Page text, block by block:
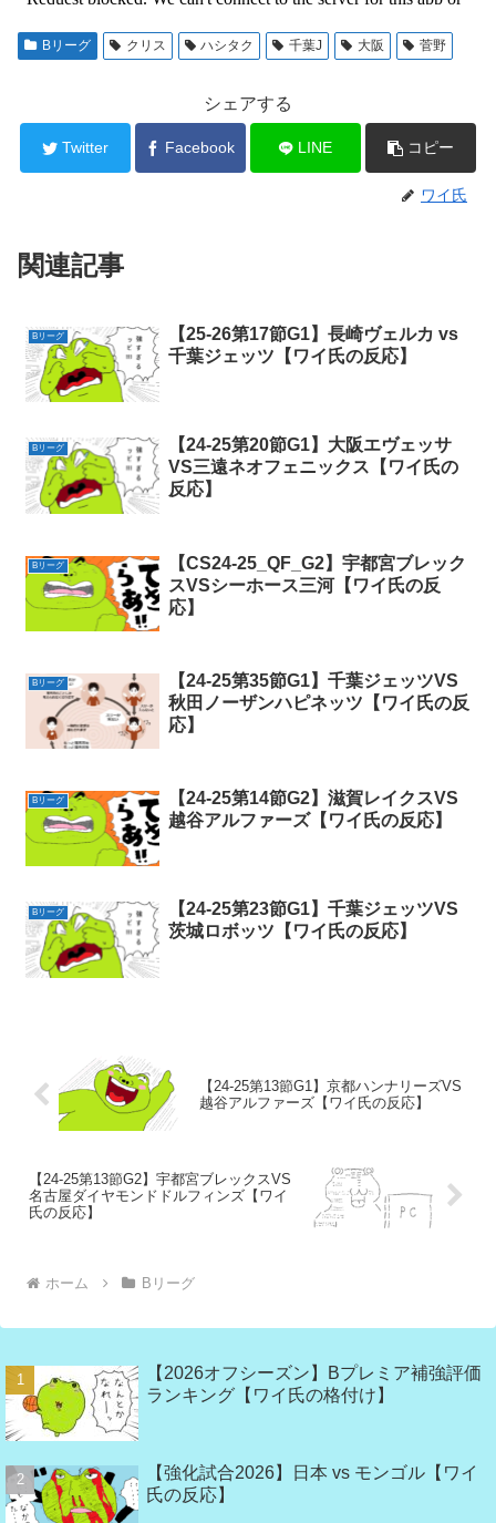
Bリーグ クリス ハシタク 千葉J 大阪 菅野
シェアする
Twitter Facebook LINE コピー
ワイ氏
関連記事
Bリーグ
【25-26第17節G1】長崎ヴェルカ vs
千葉ジェッツ【ワイ氏の反応】
Bリーグ
【24-25第20節G1】大阪エヴェッサ
VS三遠ネオフェニックス【ワイ氏の
反応】
Bリーグ
【CS24-25_QF_G2】宇都宮ブレック
スVSシーホース三河【ワイ氏の反
応】
Bリーグ
【24-25第35節G1】千葉ジェッツVS
秋田ノーザンハピネッツ【ワイ氏の反
応】
Bリーグ
【24-25第14節G2】滋賀レイクスVS
越谷アルファーズ【ワイ氏の反応】
Bリーグ
【24-25第23節G1】千葉ジェッツVS
茨城ロボッツ【ワイ氏の反応】
【24-25第13節G1】京都ハンナリーズVS
越谷アルファーズ【ワイ氏の反応】
【24-25第13節G2】宇都宮ブレックスVS
名古屋ダイヤモンドドルフィンズ【ワイ
氏の反応】
ホーム Bリーグ
【2026オフシーズン】Bプレミア補強評価
ランキング【ワイ氏の格付け】
【強化試合2026】日本 vs モンゴル【ワイ
氏の反応】